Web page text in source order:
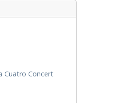
Cuatro Concert